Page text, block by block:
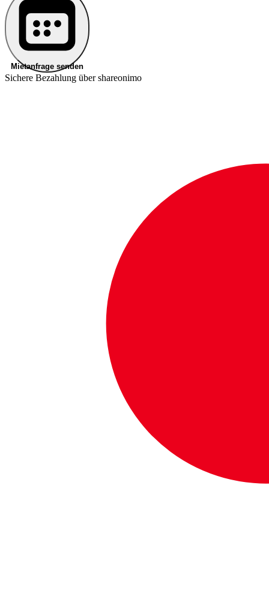
Mietanfrage senden
Sichere Bezahlung über shareonimo